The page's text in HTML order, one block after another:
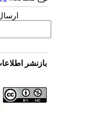
ارسال
بازنشر اطلاعات